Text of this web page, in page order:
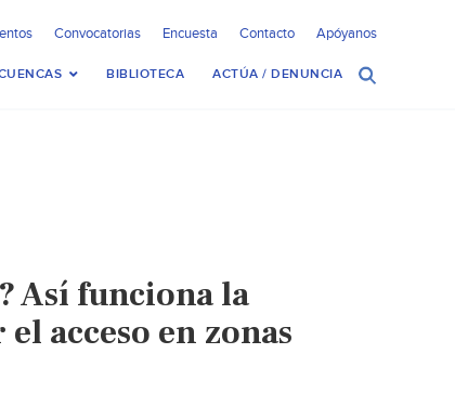
Convocatorias Encuesta Contacto Apóyanos
BIBLIOTECA ACTÚA / DENUNCIA
Así funciona la
acceso en zonas